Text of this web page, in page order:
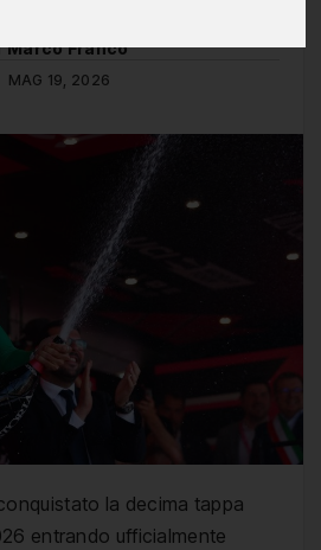
Marco Franco
MAG 19, 2026
la decima tappa
entrando ufficialmente